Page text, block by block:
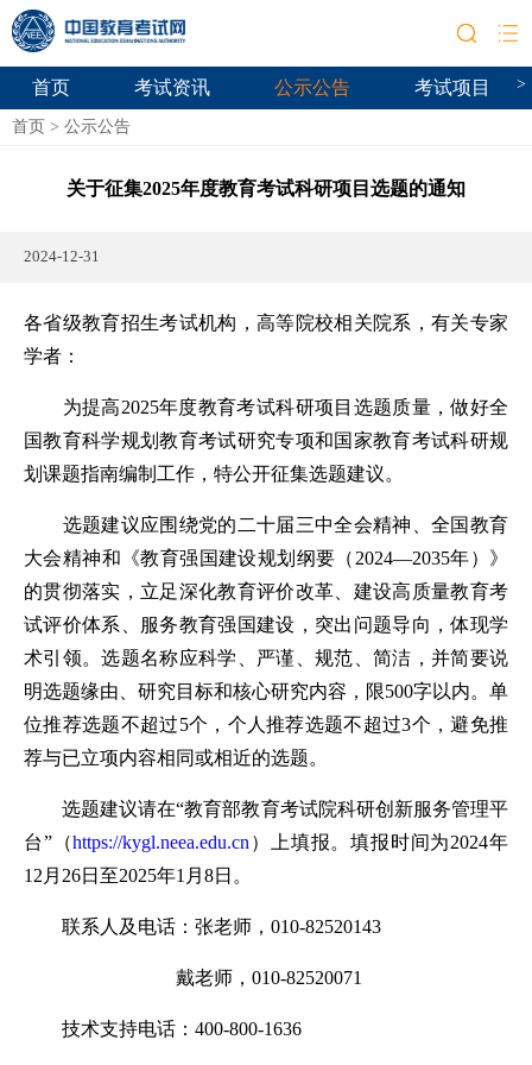
首页 考试资讯 公示公告 考试项目 >
首页 > 公示公告
关于征集2025年度教育考试科研项目选题的通知
2024-12-31
各省级教育招生考试机构，高等院校相关院系，有关专家
学者：
为提高2025年度教育考试科研项目选题质量，做好全
国教育科学规划教育考试研究专项和国家教育考试科研规
划课题指南编制工作，特公开征集选题建议。
选题建议应围绕党的二十届三中全会精神、全国教育
大会精神和《教育强国建设规划纲要（2024—2035年）》
的贯彻落实，立足深化教育评价改革、建设高质量教育考
试评价体系、服务教育强国建设，突出问题导向，体现学
术引领。选题名称应科学、严谨、规范、简洁，并简要说
明选题缘由、研究目标和核心研究内容，限500字以内。单
位推荐选题不超过5个，个人推荐选题不超过3个，避免推
荐与已立项内容相同或相近的选题。
选题建议请在“教育部教育考试院科研创新服务管理平
台”（https://kygl.neea.edu.cn ）上填报。填报时间为2024年
12月26日至2025年1月8日。
联系人及电话：张老师，010-82520143
戴老师，010-82520071
技术支持电话：400-800-1636